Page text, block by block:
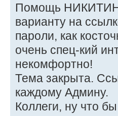
Помощь
варианту на
пароли, как
очень спец-кий
некомфортно!
Тема закрыта.
каждому Админу.
Коллеги, ну что